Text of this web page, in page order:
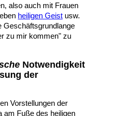
also auch mit Frauen
heiligen Geist usw.
Geschäftsgrundlange
zu mir kommen" zu
Notwendigkeit
der
Vorstellungen der
am Fuße des heiligen